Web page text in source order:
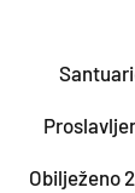
Obilježeno